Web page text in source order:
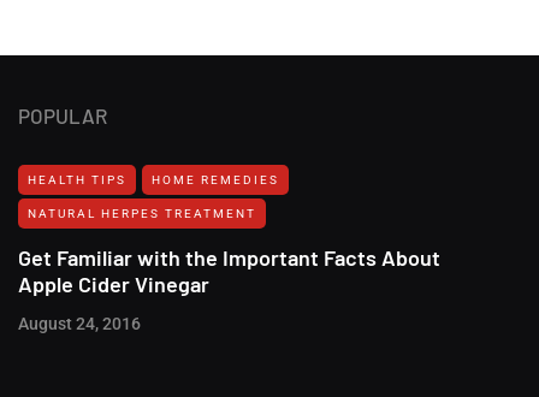
POPULAR
HEALTH TIPS HOME REMEDIES
NATURAL HERPES TREATMENT‎
Get Familiar with the Important Facts About
Apple Cider Vinegar
August 24, 2016